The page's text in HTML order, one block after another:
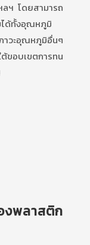
ลฯ โดยสามารถ
ด้ทั้งอุณหภูมิ
วะอุณหภูมิอื่นๆ
ขอบเขตการทน
งพลาสติก